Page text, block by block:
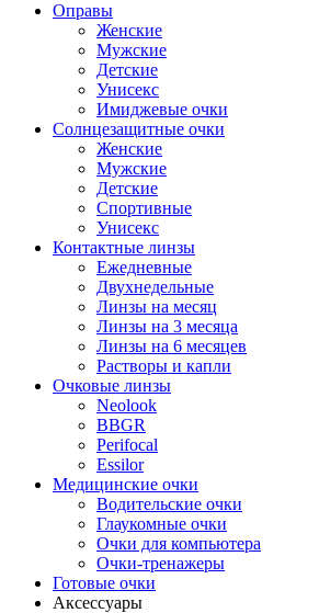
Оправы
Женские
Мужские
Детские
Унисекс
Имиджевые очки
Солнцезащитные очки
Женские
Мужские
Детские
Спортивные
Унисекс
Контактные линзы
Ежедневные
Двухнедельные
Линзы на месяц
Линзы на 3 месяца
Линзы на 6 месяцев
Растворы и капли
Очковые линзы
Neolook
BBGR
Perifocal
Essilor
Медицинские очки
Водительские очки
Глаукомные очки
Очки для компьютера
Очки-тренажеры
Готовые очки
Аксессуары